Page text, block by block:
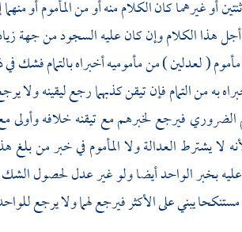
أو غيرهما كان الكلام منه أو من المأموم أو
هذا الكلام وإن كان عليه السجود من جهة
( لعدلين ) من مأموميه أخبراه بالتمام فشك
به من التمام فإن تيقن كذبهما رجع ليقينه ولا
فيرجع لخبرهم مع تيقنه خلافه وأولى
لا يشترط العدالة ولا المأموم في خبر من
عليه بخبر الواحد أيضا ولو غير عدل لحصول
يبني على الأكثر فيرجع لهما ولا يرجع